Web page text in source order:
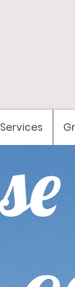
Services